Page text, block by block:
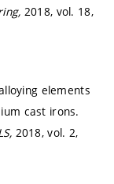
2018, vol. 18,
elements
cast irons.
2018, vol. 2,